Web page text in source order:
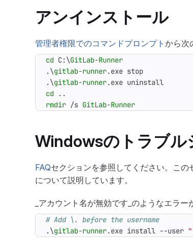
アンインストール
管理者権限でのコマンドプロンプト から次
cd C:\GitLab-Runner
.\gitlab-runner.exe stop
.\gitlab-runner.exe uninstall
cd
..
rmdir /s GitLab-Runner
Windowsのトラブル
FAQセクションを参照してください。こ
について説明しています。
_アカウント名が無効です_のようなエラ
# Add \. before the username
.\gitlab-runner.exe install --user